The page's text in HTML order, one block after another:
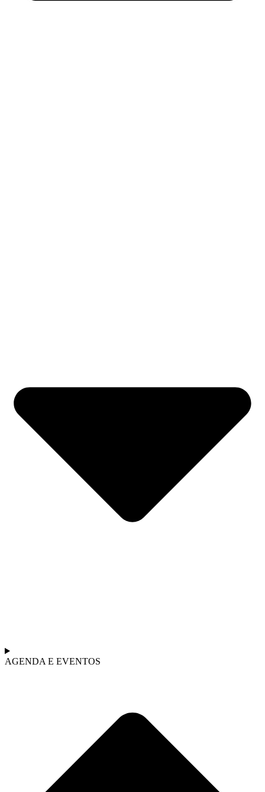
AGENDA E EVENTOS